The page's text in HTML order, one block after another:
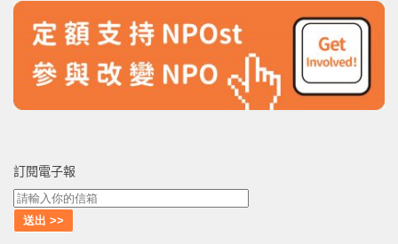
訂閱電子報